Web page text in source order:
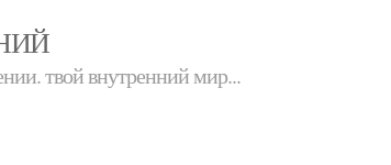
твой внутренний мир...